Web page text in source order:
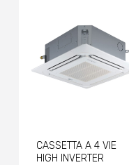
CASSETTA A 4 VIE
HIGH INVERTER